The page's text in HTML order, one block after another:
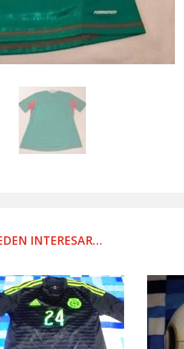
INTERESAR…